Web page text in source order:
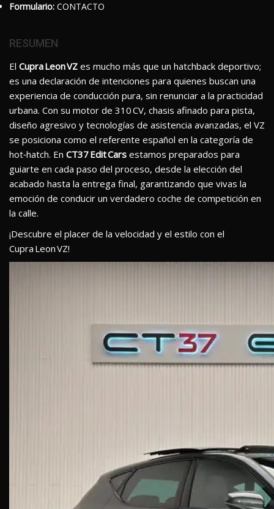
Formulario: CONTACTO
RESUMEN
El Cupra Leon VZ es mucho más que un hatchback deportivo;
es una declaración de intenciones para quienes buscan una
experiencia de conducción pura, sin renunciar a la practicidad
urbana. Con su motor de 310 CV, chasis afinado para pista,
diseño agresivo y tecnologías de asistencia avanzadas, el VZ
se posiciona como el referente español en la categoría de
hot‑hatch. En CT37 Edit Cars estamos preparados para
guiarte en cada paso del proceso, desde la elección del
acabado hasta la entrega final, garantizando que vivas la
emoción de conducir un verdadero coche de competición en
la calle.
¡Descubre el placer de la velocidad y el estilo con el
Cupra Leon VZ!